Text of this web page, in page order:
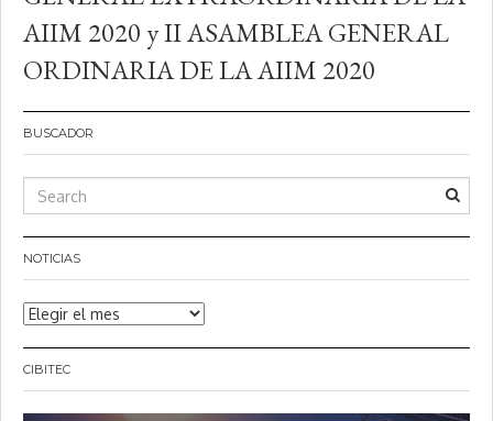
AIIM 2020 y II ASAMBLEA GENERAL
ORDINARIA DE LA AIIM 2020
BUSCADOR
NOTICIAS
Noticias
CIBITEC